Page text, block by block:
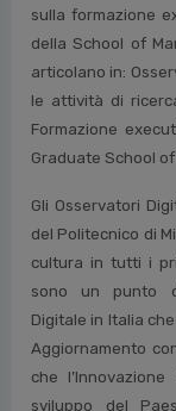
sulla formazione
della School of
articolano in:
le attività di
Formazione
Graduate School
Gli Osservatori
del Politecnico di
cultura in tutti i
sono un punto
Digitale in Italia
Aggiornamento
che
sviluppo del